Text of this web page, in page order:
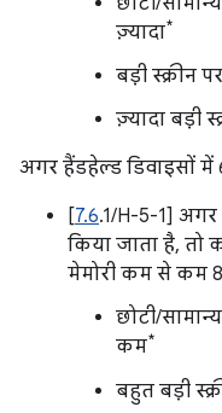
ज़्यादा*
बड़ी स्क्रीन
ज़्यादा बड़ी
अगर हैंडहेल्ड डिवाइसों में
[7.6.1/H-5-1]
किया जाता है,
मेमोरी कम से कम
छोटी/
कम*
बहुत बड़ी